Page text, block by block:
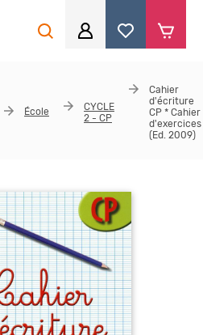
ou identifiant oublié
École
CYCLE
2 - CP
Cahier
d'écriture
CP * Cahier
d'exercices
(Ed. 2009)